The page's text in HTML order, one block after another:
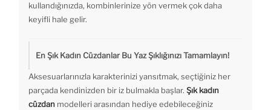
kullandığınızda, kombinlerinize yön vermek çok daha
keyifli hale gelir.
En Şık Kadın Cüzdanlar Bu Yaz Şıklığınızı Tamamlayın!
Aksesuarlarınızla karakterinizi yansıtmak, seçtiğiniz her
parçada kendinizden bir iz bulmakla başlar. Şık kadın
cüzdan modelleri arasından hediye edebileceğiniz